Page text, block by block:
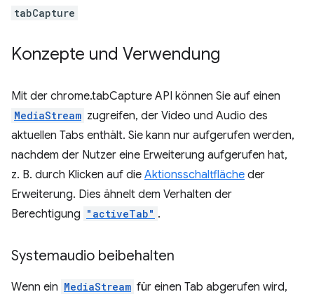
tabCapture
Konzepte und Verwendung
Mit der chrome.tabCapture API können Sie auf einen
MediaStream zugreifen, der Video und Audio des
aktuellen Tabs enthält. Sie kann nur aufgerufen werden,
nachdem der Nutzer eine Erweiterung aufgerufen hat,
z. B. durch Klicken auf die Aktionsschaltfläche der
Erweiterung. Dies ähnelt dem Verhalten der
Berechtigung "activeTab" .
Systemaudio beibehalten
Wenn ein MediaStream für einen Tab abgerufen wird,